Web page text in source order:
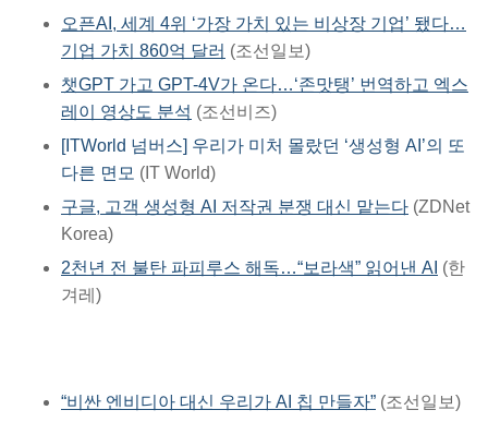
오픈AI, 세계 4위 ‘가장 가치 있는 비상장 기업’ 됐다…
기업 가치 860억 달러 (조선일보)
챗GPT 가고 GPT-4V가 온다…‘존맛탱’ 번역하고 엑스
레이 영상도 분석 (조선비즈)
[ITWorld 넘버스] 우리가 미처 몰랐던 ‘생성형 AI’의 또
다른 면모 (IT World)
구글, 고객 생성형 AI 저작권 분쟁 대신 맡는다 (ZDNet
Korea)
2천년 전 불탄 파피루스 해독…“보라색” 읽어낸 AI (한
겨레)
“비싼 엔비디아 대신 우리가 AI 칩 만들자” (조선일보)